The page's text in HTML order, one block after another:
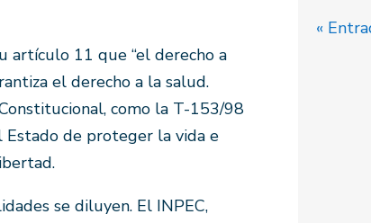
artículo 11 que “el derecho a
el derecho a la salud.
como la T-153/98
de proteger la vida e
se diluyen. El INPEC,
«